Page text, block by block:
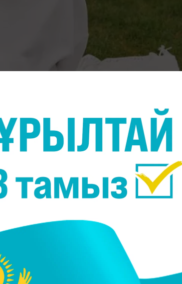
нүкте қойды, - деп хабарлайды
Еркенің сөзінше,
басқа енді ештеңе айтпаймын